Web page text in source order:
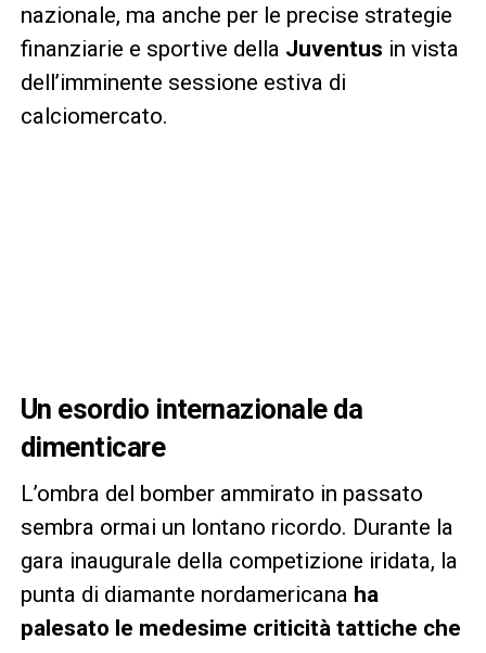
nazionale, ma anche per le precise strategie
finanziarie e sportive della Juventus in vista
dell’imminente sessione estiva di
calciomercato.
Un esordio internazionale da
dimenticare
L’ombra del bomber ammirato in passato
sembra ormai un lontano ricordo. Durante la
gara inaugurale della competizione iridata, la
punta di diamante nordamericana ha
palesato le medesime criticità tattiche che